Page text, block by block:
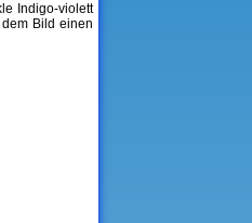
Indigo-violett
Bild einen